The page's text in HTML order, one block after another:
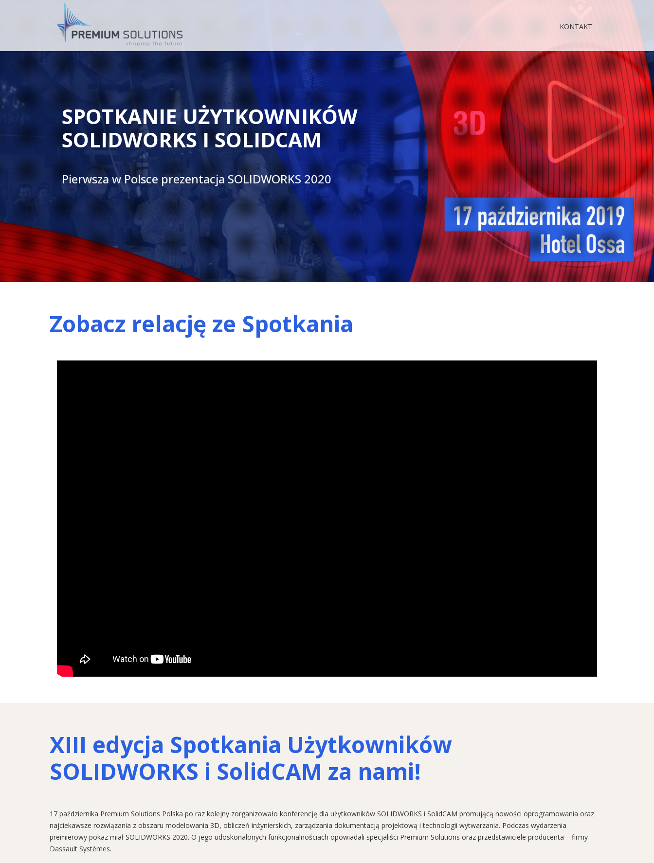
KONTAKT
SPOTKANIE UŻYTKOWNIKÓW
SOLIDWORKS I SOLIDCAM
Pierwsza w Polsce prezentacja SOLIDWORKS 2020
Zobacz relację ze Spotkania
XIII edycja Spotkania Użytkowników
SOLIDWORKS i SolidCAM za nami!
17 października Premium Solutions Polska po raz kolejny zorganizowało konferencję dla użytkowników SOLIDWORKS i SolidCAM promującą nowości oprogramowania oraz
najciekawsze rozwiązania z obszaru modelowania 3D, obliczeń inżynierskich, zarządzania dokumentacją projektową i technologii wytwarzania. Podczas wydarzenia
premierowy pokaz miał SOLIDWORKS 2020. O jego udoskonalonych funkcjonalnościach opowiadali specjaliści Premium Solutions oraz przedstawiciele producenta – firmy
Dassault Systèmes.